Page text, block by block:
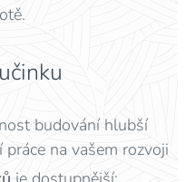
budování hlubší
na vašem rozvoji